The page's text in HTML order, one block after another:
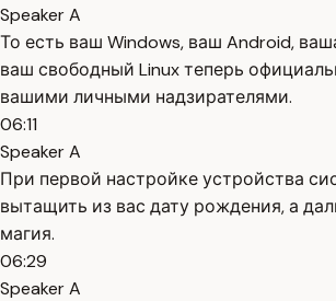
Speaker A
То есть ваш Windows, ваш Android,
ваш свободный Linux теперь
вашими личными надзирателями.
06:11
Speaker A
При первой настройке устройства
вытащить из вас дату рождения, а
магия.
06:29
Speaker A